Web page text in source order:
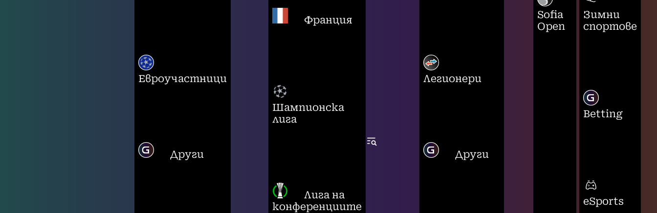
Евроучастници
Други
Франция
Шампионска
лига
Лига на
конференциите
Легионери
Други
Sofia
Open
Зимни
спортове
Betting
eSports